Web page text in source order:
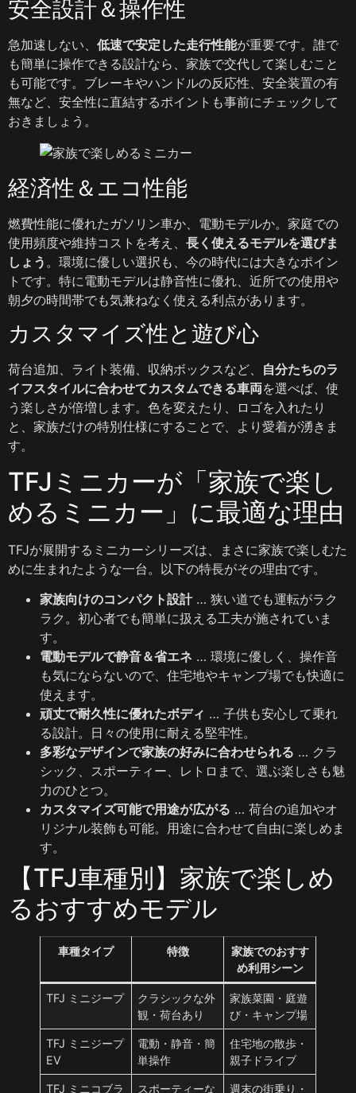
安全設計＆操作性
急加速しない、 低速で安定した走行性能が重要です。誰で
も簡単に操作できる設計なら、家族で交代して楽しむこと
も可能です。ブレーキやハンドルの反応性、安全装置の有
無など、安全性に直結するポイントも事前にチェックして
おきましょう。
経済性＆エコ性能
燃費性能に優れたガソリン車か、電動モデルか。家庭での
使用頻度や維持コストを考え、 長く使えるモデルを選びま
しょう 。環境に優しい選択も、今の時代には大きなポイン
トです。特に電動モデルは静音性に優れ、近所での使用や
朝夕の時間帯でも気兼ねなく使える利点があります。
カスタマイズ性と遊び心
荷台追加、ライト装備、収納ボックスなど、 自分たちのラ
イフスタイルに合わせてカスタムできる車両を選べば、使
う楽しさが倍増します。色を変えたり、ロゴを入れたり
と、家族だけの特別仕様にすることで、より愛着が湧きま
す。
TFJミニカーが「家族で楽し
めるミニカー」に最適な理由
TFJが展開するミニカーシリーズは、まさに家族で楽しむた
めに生まれたような一台。以下の特長がその理由です。
家族向けのコンパクト設計… 狭い道でも運転がラク
ラク。初心者でも簡単に扱える工夫が施されていま
す。
電動モデルで静音＆省エネ … 環境に優しく、操作音
も気にならないので、住宅地やキャンプ場でも快適に
使えます。
頑丈で耐久性に優れたボディ … 子供も安心して乗れ
る設計。日々の使用に耐える堅牢性。
多彩なデザインで家族の好みに合わせられる … クラ
シック、スポーティー、レトロまで、選ぶ楽しさも魅
力のひとつ。
カスタマイズ可能で用途が広がる … 荷台の追加やオ
リジナル装飾も可能。用途に合わせて自由に楽しめま
す。
【TFJ車種別】家族で楽しめ
るおすすめモデル
車種タイプ 特徴
家族でのおすす
め利用シーン
TFJ ミニジープ
クラシックな外
観・荷台あり
家族菜園・庭遊
び・キャンプ場
TFJ ミニジープ
EV
電動・静音・簡
単操作
住宅地の散歩・
親子ドライブ
TFJ ミニコブラ
スポーティーな
週末の街乗り・